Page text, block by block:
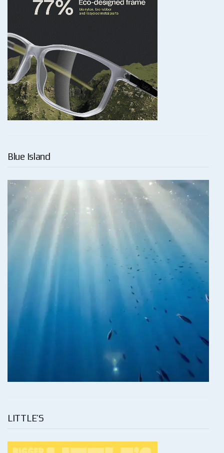
Blue Island
LITTLE’S